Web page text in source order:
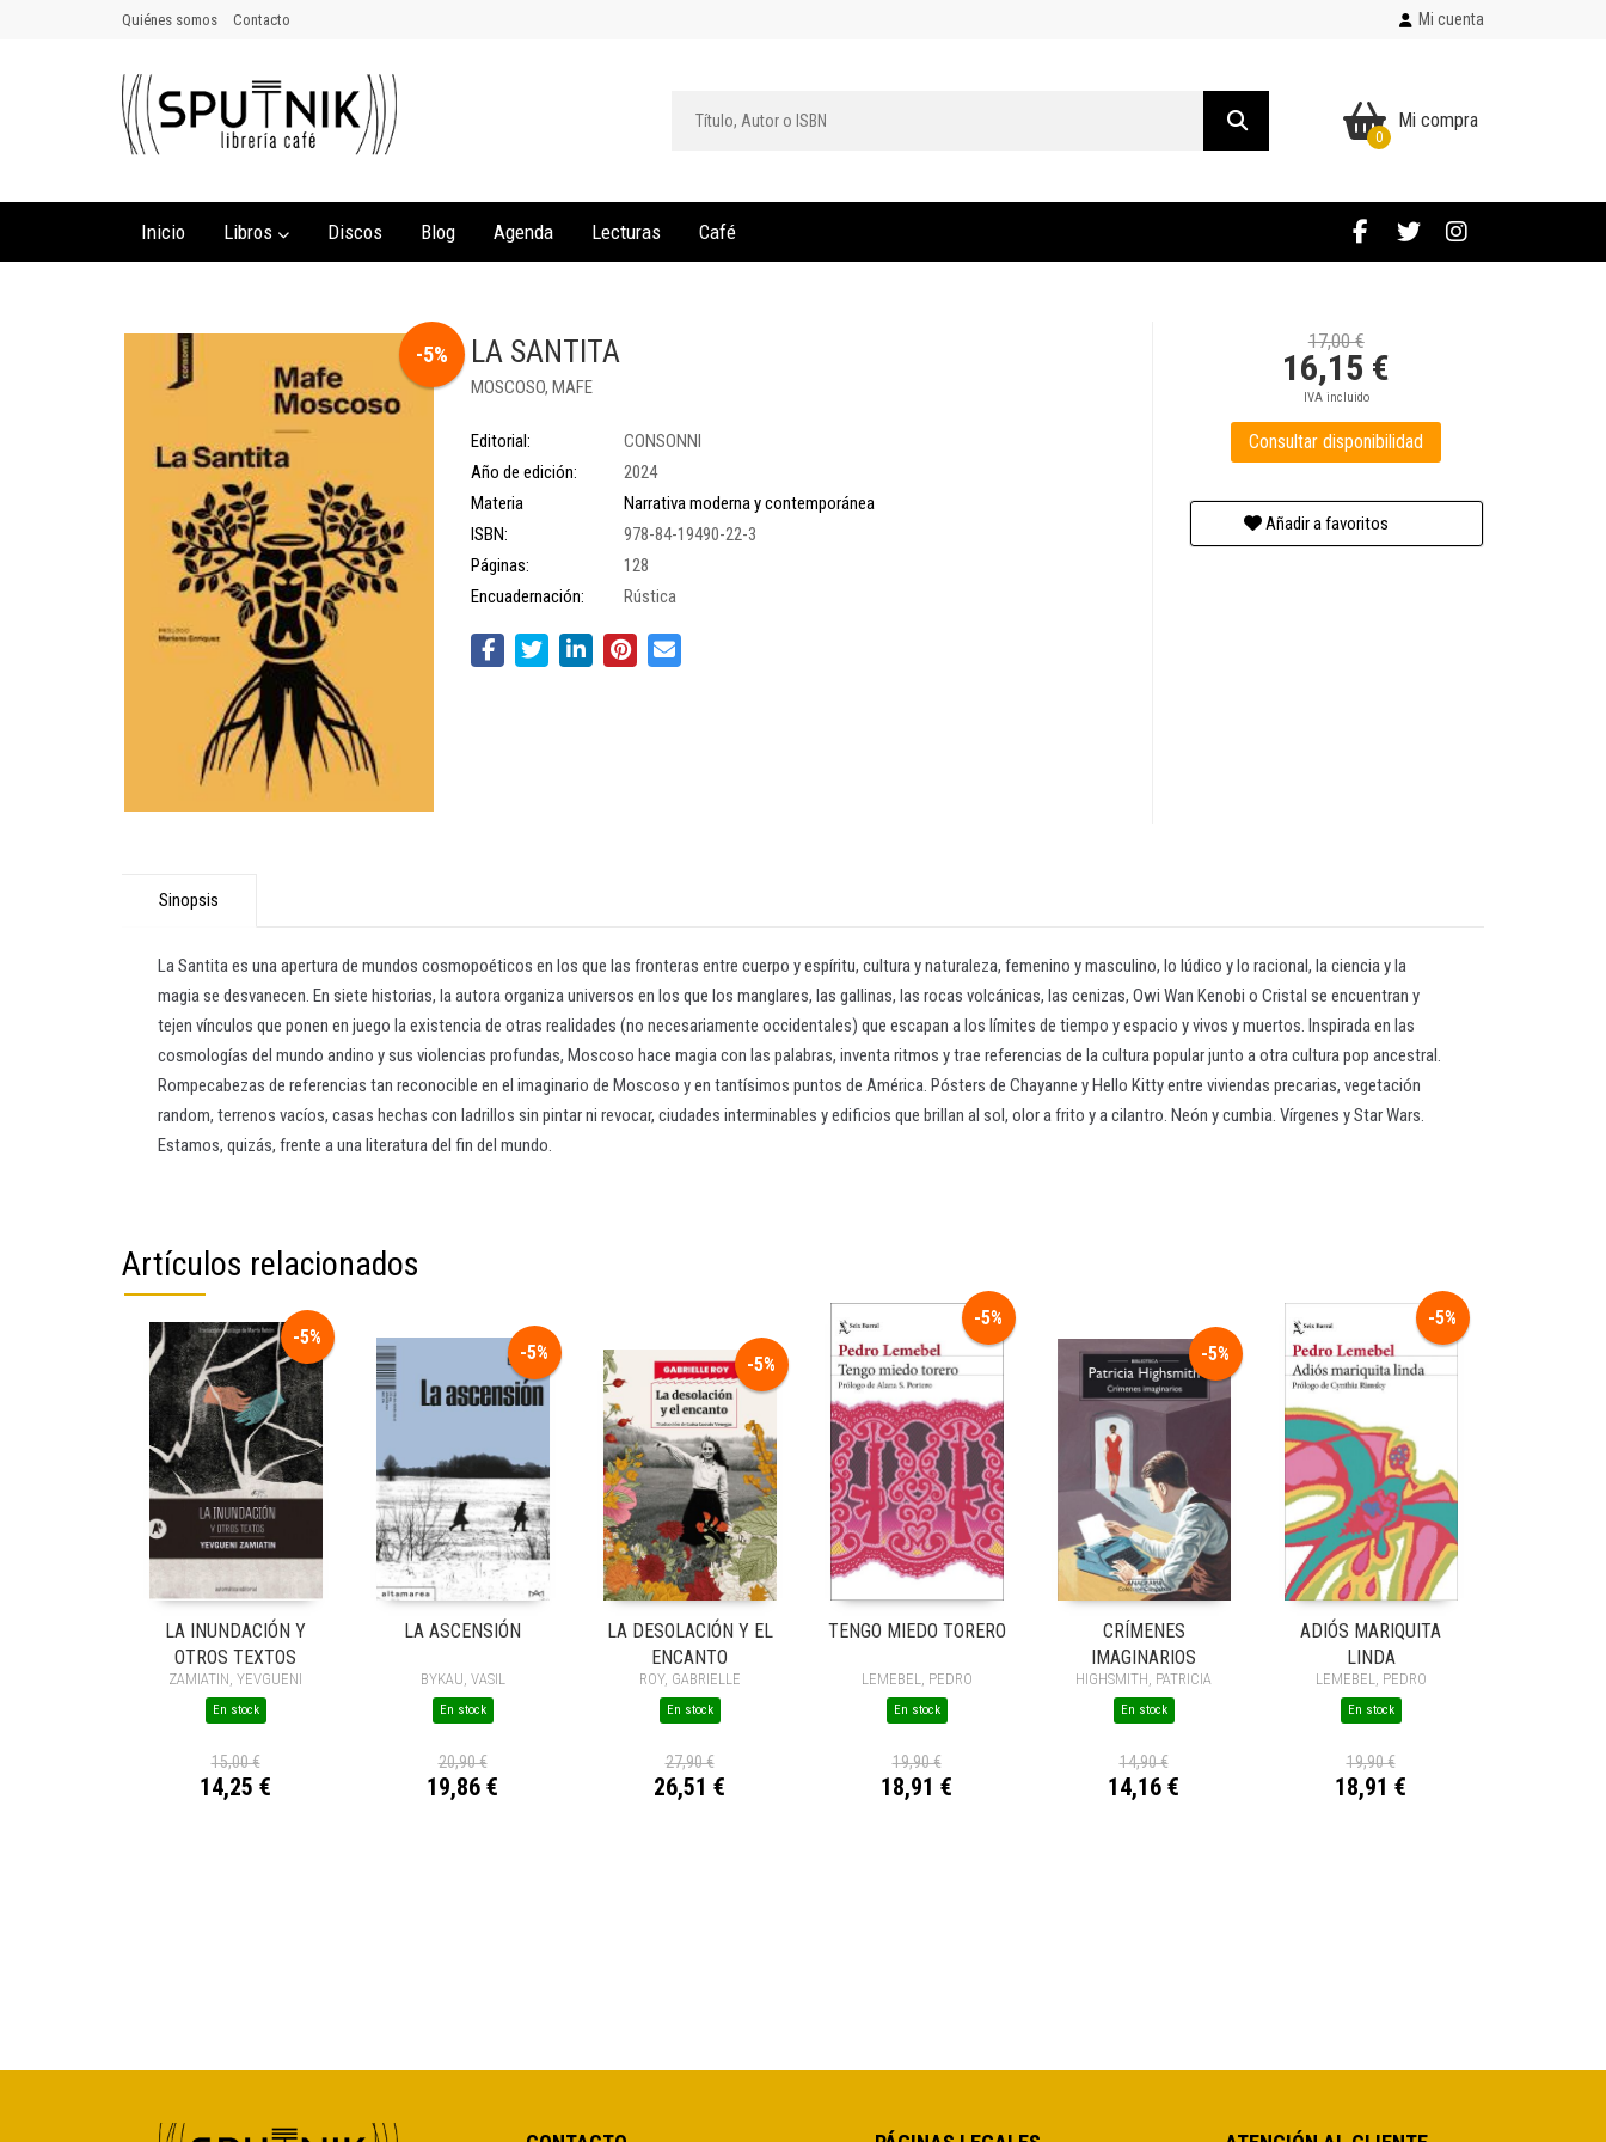
Mi cuenta
Quiénes somos Contacto
Mi compra
0
Inicio Libros Discos Blog Agenda Lecturas Café
-5% LA SANTITA
MOSCOSO, MAFE
Editorial:
CONSONNI
Año de edición:
2024
Materia
Narrativa moderna y contemporánea
ISBN:
978-84-19490-22-3
Páginas:
128
Encuadernación:
Rústica
17,00 €
16,15 €
IVA incluido
Consultar disponibilidad
Añadir a favoritos
Sinopsis
La Santita es una apertura de mundos cosmopoéticos en los que las fronteras entre cuerpo y espíritu, cultura y naturaleza, femenino y masculino, lo lúdico y lo racional, la ciencia y la
magia se desvanecen. En siete historias, la autora organiza universos en los que los manglares, las gallinas, las rocas volcánicas, las cenizas, Owi Wan Kenobi o Cristal se encuentran y
tejen vínculos que ponen en juego la existencia de otras realidades (no necesariamente occidentales) que escapan a los límites de tiempo y espacio y vivos y muertos. Inspirada en las
cosmologías del mundo andino y sus violencias profundas, Moscoso hace magia con las palabras, inventa ritmos y trae referencias de la cultura popular junto a otra cultura pop ancestral.
Rompecabezas de referencias tan reconocible en el imaginario de Moscoso y en tantísimos puntos de América. Pósters de Chayanne y Hello Kitty entre viviendas precarias, vegetación
random, terrenos vacíos, casas hechas con ladrillos sin pintar ni revocar, ciudades interminables y edificios que brillan al sol, olor a frito y a cilantro. Neón y cumbia. Vírgenes y Star Wars.
Estamos, quizás, frente a una literatura del fin del mundo.
Artículos relacionados
-5%
LA INUNDACIÓN Y
OTROS TEXTOS
ZAMIATIN, YEVGUENI
En stock
15,00 €
14,25 €
-5%
LA ASCENSIÓN
BYKAU, VASIL
En stock
20,90 €
19,86 €
-5%
LA DESOLACIÓN Y EL
ENCANTO
ROY, GABRIELLE
En stock
27,90 €
26,51 €
-5%
TENGO MIEDO TORERO
LEMEBEL, PEDRO
En stock
19,90 €
18,91 €
-5%
CRÍMENES
IMAGINARIOS
HIGHSMITH, PATRICIA
En stock
14,90 €
14,16 €
-5%
ADIÓS MARIQUITA
LINDA
LEMEBEL, PEDRO
En stock
19,90 €
18,91 €